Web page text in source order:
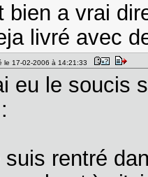
bien a vrai
livré avec
le 17-02-2006 à 14:21:33
eu le soucis
suis rentré